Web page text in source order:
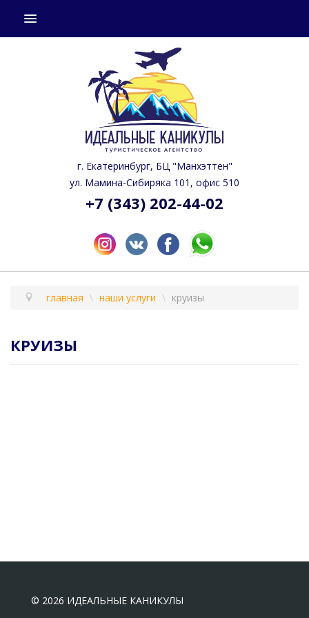
ГОРЯЩИЕ ТУРЫ
КАЛЕНДАРЬ ТУРОВ
ПОДБОР ТУРА
НАШИ УСЛУГИ
О КОМПАНИИ
ГДЕ КУПИТЬ
г. Екатеринбург, БЦ "Манхэттен"
ул. Мамина-Сибиряка 101, офис 510
+7 (343) 202-44-02
главная \ наши услуги \ круизы
КРУИЗЫ
© 2026 ИДЕАЛЬНЫЕ КАНИКУЛЫ